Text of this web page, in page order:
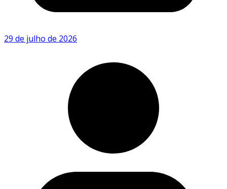
29 de julho de 2026